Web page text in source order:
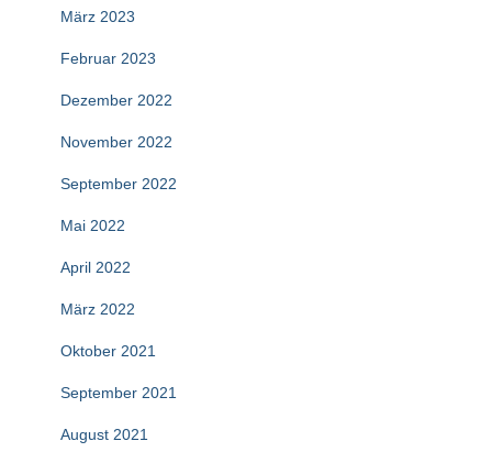
März 2023
Februar 2023
Dezember 2022
November 2022
September 2022
Mai 2022
April 2022
März 2022
Oktober 2021
September 2021
August 2021